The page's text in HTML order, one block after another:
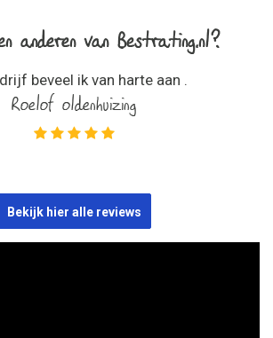
anderen van Bestrating.nl?
beveel ik van harte aan .
Roelof oldenhuizing
Bekijk hier alle reviews